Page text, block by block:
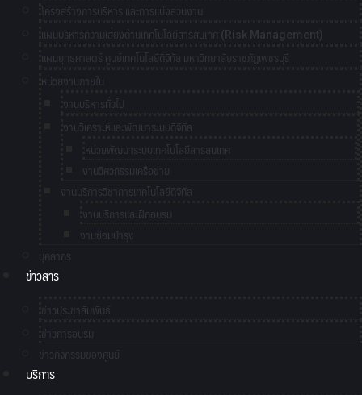
โครงสร้างการบริหาร และการแบ่งส่วนงาน
แผนบริหารความเสี่ยงด้านเทคโนโลยีสารสนเทศ (Risk Management)
แผนยุทธศาสตร์ ศูนย์เทคโนโลยีดิจิทัล มหาวิทยาลัยราชภัฏเพชรบุรี
หน่วยงานภายใน
งานบริหารทั่วไป
งานวิเคราะห์และพัฒนาระบบดิจิทัล
หน่วยพัฒนาระบบเทคโนโลยีสารสนเทศ
งานวิศวกรรมเครือข่าย
งานบริการวิชาการเทคโนโลยีดิจิทัล
งานบริการและฝึกอบรม
งานซ่อมบำรุง
บุคลากร
ข่าวสาร
ข่าวประชาสัมพันธ์
ข่าวการอบรม
ข่าวกิจกรรมของศูนย์
บริการ